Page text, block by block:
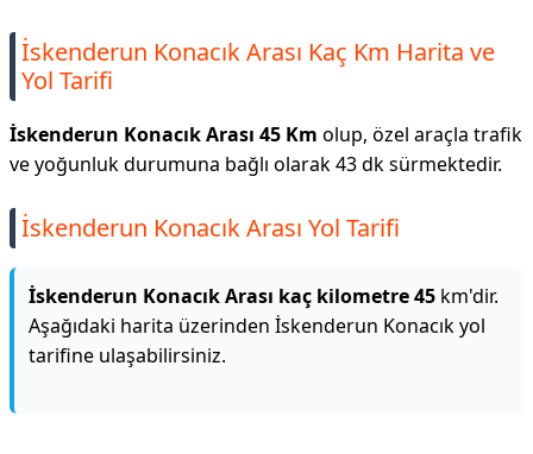
İskenderun Konacık Arası Kaç Km Harita ve
Yol Tarifi
İskenderun Konacık Arası 45 Km olup, özel araçla trafik
ve yoğunluk durumuna bağlı olarak 43 dk sürmektedir.
İskenderun Konacık Arası Yol Tarifi
İskenderun Konacık Arası kaç kilometre 45 km'dir.
Aşağıdaki harita üzerinden İskenderun Konacık yol
tarifine ulaşabilirsiniz.